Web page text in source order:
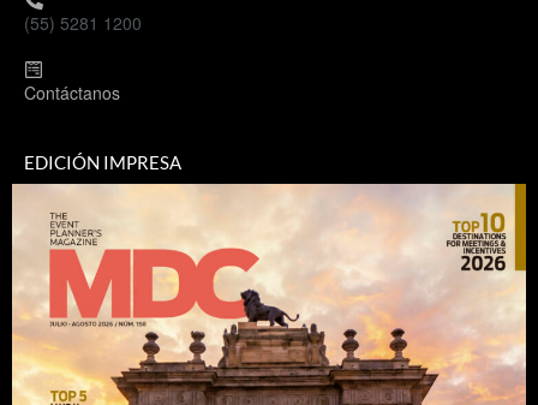
(55) 5281 1200
Contáctanos
EDICIÓN IMPRESA